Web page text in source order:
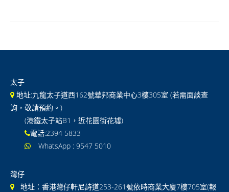
國際 Lower Secondary
GCE / IAL
IB DP
GCSE及IGCSE 常見問題
通告
太子
地址:九龍太子道西162號華邦商業中心3樓305室 (若需面談查
詢，敬請預約。)
(港鐵太子站B1，近花園街花墟)
電話:2394 5833
WhatsApp : 9547 5010
灣仔
地址：香港灣仔軒尼詩道253-261號依時商業大廈7樓705室(報